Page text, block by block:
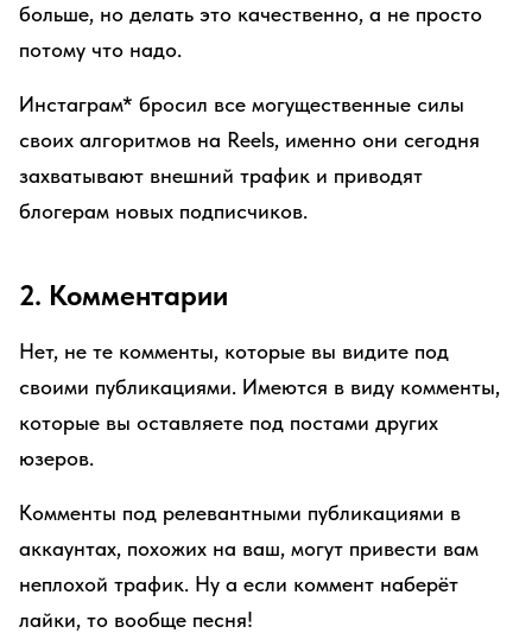
больше, но делать это качественно, а не просто
потому что надо.
Инстаграм* бросил все могущественные силы
своих алгоритмов на Reels, именно они сегодня
захватывают внешний трафик и приводят
блогерам новых подписчиков.
2. Комментарии
Нет, не те комменты, которые вы видите под
своими публикациями. Имеются в виду комменты,
которые вы оставляете под постами других
юзеров.
Комменты под релевантными публикациями в
аккаунтах, похожих на ваш, могут привести вам
неплохой трафик. Ну а если коммент наберёт
лайки, то вообще песня!